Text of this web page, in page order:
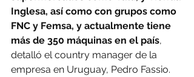
Inglesa, así como con grupos como
FNC y Femsa, y actualmente tiene
más de 350 máquinas en el país,
detalló el country manager de la
empresa en Uruguay, Pedro Fassio.